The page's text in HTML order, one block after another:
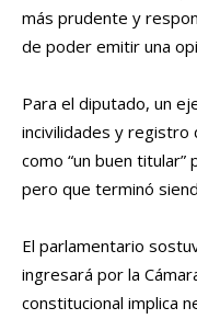
más prudente y
de poder emitir una
Para el diputado, un
incivilidades y registro
como “un buen titular”
pero que terminó
El parlamentario
ingresará por la
constitucional implica